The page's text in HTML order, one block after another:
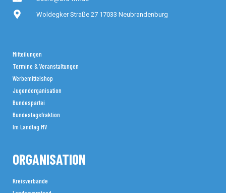
Woldegker Straße 27 17033 Neubrandenburg
Mitteilungen
Termine & Veranstaltungen
Werbemittelshop
Jugendorganisation
Bundespartei
Bundestagsfraktion
Im Landtag MV
ORGANISATION
Kreisverbände